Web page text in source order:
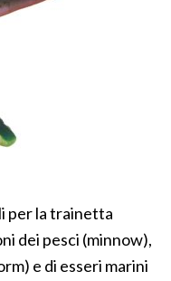
per la trainetta
dei pesci (minnow),
e di esseri marini